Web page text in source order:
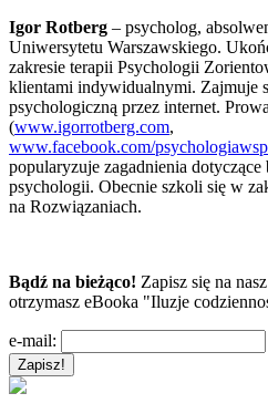
Igor Rotberg – psycholog,
Uniwersytetu Warszawskiego.
zakresie terapii Psychologii
klientami indywidualnymi. Zajmuje
psychologiczną przez internet.
(www.igorrotberg.com,
www.facebook.com/
popularyzuje zagadnienia dotyczące
psychologii. Obecnie szkoli się w
na Rozwiązaniach.
Bądź na bieżąco! Zapisz się na
otrzymasz eBooka "Iluzje
e-mail: